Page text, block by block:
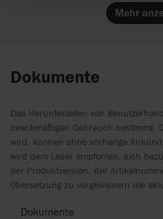
komfortabel
gibt beim
Mehr
Dokumente
Das Herunterladen von
zweckmäßigen Gebrauch bestimmt.
wird, können ohne vorherige
wird dem Leser empfohlen, sich
der Produktversion, der
Übersetzung zu vergewissern die
Dokumente